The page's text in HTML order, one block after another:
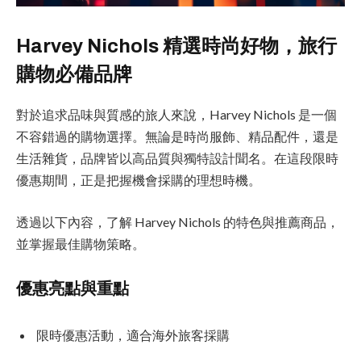
Harvey Nichols 精選時尚好物，旅行
購物必備品牌
對於追求品味與質感的旅人來說，Harvey Nichols 是一個
不容錯過的購物選擇。無論是時尚服飾、精品配件，還是
生活雜貨，品牌皆以高品質與獨特設計聞名。在這段限時
優惠期間，正是把握機會採購的理想時機。
透過以下內容，了解 Harvey Nichols 的特色與推薦商品，
並掌握最佳購物策略。
優惠亮點與重點
限時優惠活動，適合海外旅客採購